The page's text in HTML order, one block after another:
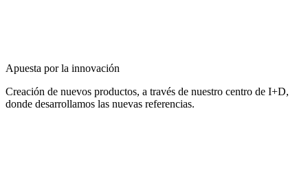
Apuesta por la innovación
Creación de nuevos productos, a través de nuestro centro de I+D,
donde desarrollamos las nuevas referencias.